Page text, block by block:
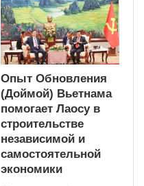
Опыт Обновления
(Доймой) Вьетнама
помогает Лаосу в
строительстве
независимой и
самостоятельной
экономики